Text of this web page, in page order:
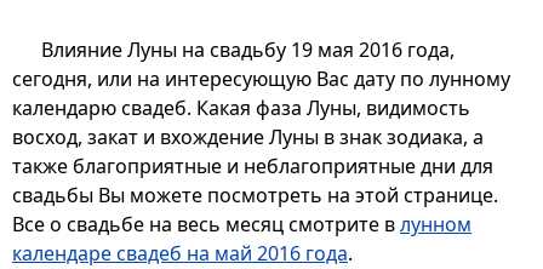
Влияние Луны на свадьбу 19 мая 2016 года,
сегодня, или на интересующую Вас дату по лунному
календарю свадеб. Какая фаза Луны, видимость
восход, закат и вхождение Луны в знак зодиака, а
также благоприятные и неблагоприятные дни для
свадьбы Вы можете посмотреть на этой странице.
Все о свадьбе на весь месяц смотрите влунном
календаре свадеб на май 2016 года.